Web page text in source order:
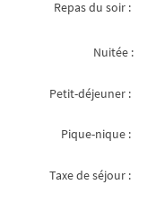
Repas du soir :
Nuitée :
Petit-déjeuner :
Pique-nique :
Taxe de séjour :